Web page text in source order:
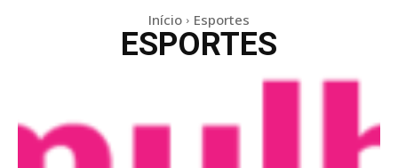
Início Esportes
ESPORTES